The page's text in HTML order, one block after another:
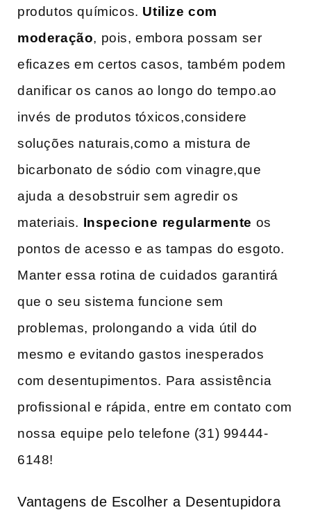
produtos químicos. Utilize com
moderação, pois, embora‌ possam ser
eficazes em certos casos, também podem
danificar os canos ao​ longo do tempo.ao
‌invés de produtos tóxicos,considere
soluções naturais,como a mistura de
bicarbonato de sódio com vinagre,que
ajuda a desobstruir sem agredir os
materiais. Inspecione ⁢regularmente os
pontos​ de acesso e as tampas⁤ do esgoto.
Manter essa rotina de cuidados garantirá
que o seu sistema funcione sem
problemas, prolongando ⁢a vida ‍útil do
mesmo⁤ e evitando gastos inesperados
com‍ desentupimentos. Para assistência
profissional​ e rápida, entre em contato com
nossa equipe pelo ⁤telefone (31) 99444-
6148!
Vantagens de Escolher a Desentupidora